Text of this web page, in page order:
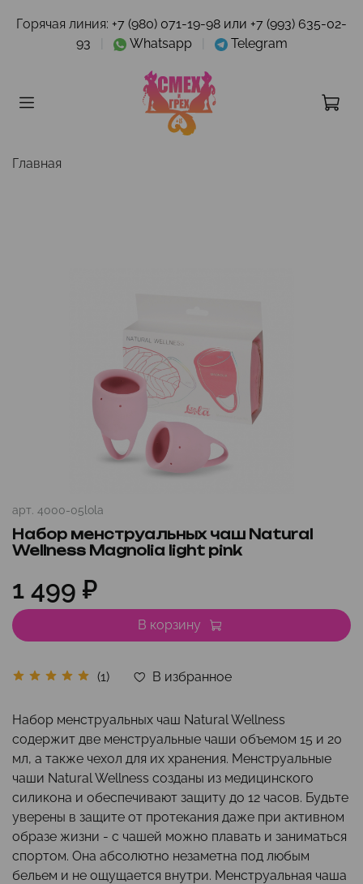
Горячая линия: +7 (980) 071-19-98 или +7 (993) 635-02-
93
Whatsapp Telegram
Главная
арт. 4000-05lola
Набор менструальных чаш Natural
Wellness Magnolia light pink
(1) В избранное
1 499 ₽
В корзину
Набор менструальных чаш Natural Wellness
содержит две менструальные чаши объемом 15 и 20
мл, а также чехол для их хранения. Менструальные
чаши Natural Wellness созданы из медицинского
силикона и обеспечивают защиту до 12 часов. Будьте
уверены в защите от протекания даже при активном
образе жизни - с чашей можно плавать и заниматься
спортом. Она абсолютно незаметна под любым
бельем и не ощущается внутри. Менструальная чаша